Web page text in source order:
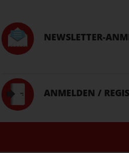
NEWSLETTER-
ANMELDEN /